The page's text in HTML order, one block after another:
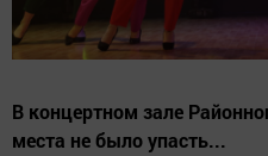
В концертном зале
места не было упасть...